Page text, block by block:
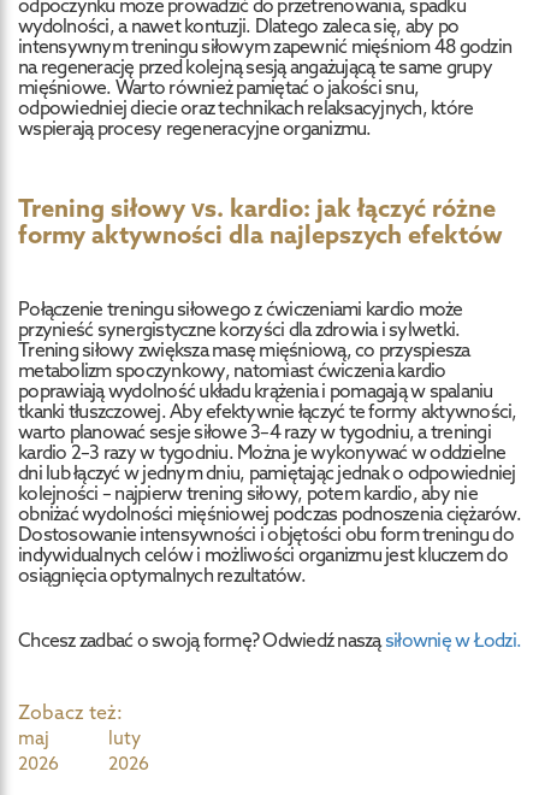
wydolności, a nawet kontuzji. Dlatego zaleca się, aby po
intensywnym treningu siłowym zapewnić mięśniom 48 godzin
na regenerację przed kolejną sesją angażującą te same grupy
mięśniowe. Warto również pamiętać o jakości snu,
odpowiedniej diecie oraz technikach relaksacyjnych, które
wspierają procesy regeneracyjne organizmu.
Trening siłowy vs. kardio: jak łączyć różne
formy aktywności dla najlepszych efektów
Połączenie treningu siłowego z ćwiczeniami kardio może
przynieść synergistyczne korzyści dla zdrowia i sylwetki.
Trening siłowy zwiększa masę mięśniową, co przyspiesza
metabolizm spoczynkowy, natomiast ćwiczenia kardio
poprawiają wydolność układu krążenia i pomagają w spalaniu
tkanki tłuszczowej. Aby efektywnie łączyć te formy aktywności,
warto planować sesje siłowe 3–4 razy w tygodniu, a treningi
kardio 2–3 razy w tygodniu. Można je wykonywać w oddzielne
dni lub łączyć w jednym dniu, pamiętając jednak o odpowiedniej
kolejności – najpierw trening siłowy, potem kardio, aby nie
obniżać wydolności mięśniowej podczas podnoszenia ciężarów.
Dostosowanie intensywności i objętości obu form treningu do
indywidualnych celów i możliwości organizmu jest kluczem do
osiągnięcia optymalnych rezultatów.
Chcesz zadbać o swoją formę? Odwiedź naszą siłownię w Łodzi.
Zobacz też:
maj
2026
luty
2026